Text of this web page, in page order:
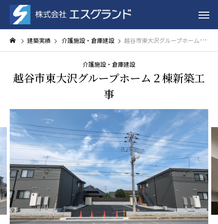
建築実績 介護施設・倉庫建設 越谷市東大沢グループホーム２棟新築工事
介護施設・倉庫建設
越谷市東大沢グループホーム２棟新築工
事